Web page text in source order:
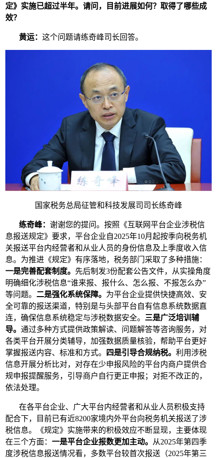
定》实施已超过半年。请问，目前进展如何？取得了哪些成
效？
黄运：这个问题请练奇峰司长回答。
国家税务总局征管和科技发展司司长练奇峰
练奇峰：谢谢您的提问。按照《互联网平台企业涉税信
息报送规定》要求，平台企业自2025年10月起按季向税务机
关报送平台内经营者和从业人员的身份信息及上季度收入信
息。为推进《规定》有序落地，税务部门采取了多种措施：
一是完善配套制度。 先后制发3份配套公告文件，从实操角度
明确细化涉税信息“谁来报、报什么、怎么报、不报怎么办”
等问题。 二是强化系统保障。 为平台企业提供快捷高效、安
全可靠的报送渠道，特别是与头部平台自有信息系统数据直
连，确保信息系统稳定与涉税数据安全。 三是广泛培训辅
导。通过多种方式提供政策解读、问题解答等咨询服务，对
各类平台开展分类辅导，加强数据质量核验，帮助平台更好
掌握报送内容、标准和方式。
四是引导合规纳税。利用涉税
信息开展分析比对，对存在少申报风险的平台内商户提供合
规申报提醒服务，引导商户自行更正申报；对拒不改正的，
依法处理。
在各平台企业、广大平台内经营者和从业人员积极支持
配合下，目前已有近8200家境内外平台向税务机关报送了涉
税信息。《规定》实施带来的积极效应不断显现，主要体现
在三个方面：一是平台企业报数更加主动。
从2025年第四季
度涉税信息报送情况看，多数平台较首次报送（2025年第三